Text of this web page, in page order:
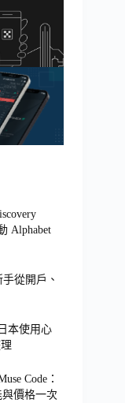
Alphabet
從開戶、
本使用心
Code：
價格一次